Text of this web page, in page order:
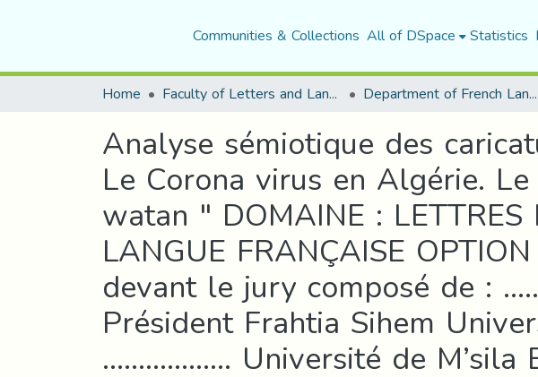
Communities & Collections All of DSpace Statistics
Home Faculty of Letters and Languages Department of French Language and Literature
Analyse sémiotique des
Le Corona virus en Algérie.
watan " DOMAINE : LETTRES
LANGUE FRANÇAISE
devant le jury composé de :
Président Frahtia Sihem
……………... Université de M’sila